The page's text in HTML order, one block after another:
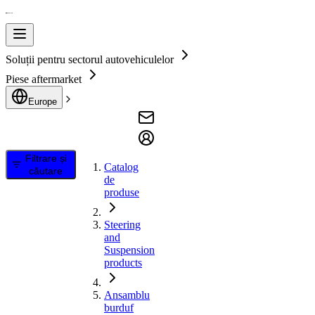
Soluții pentru sectorul autovehiculelor
Piese aftermarket
Europe
Filtrare și
căutare
Catalog
de
produse
Steering
and
Suspension
products
Ansamblu
burduf